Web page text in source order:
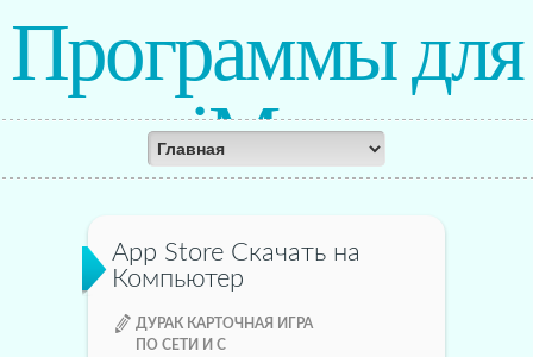
Программы для
iMac
App Store Скачать на
Компьютер
ДУРАК КАРТОЧНАЯ ИГРА
ПО СЕТИ И С